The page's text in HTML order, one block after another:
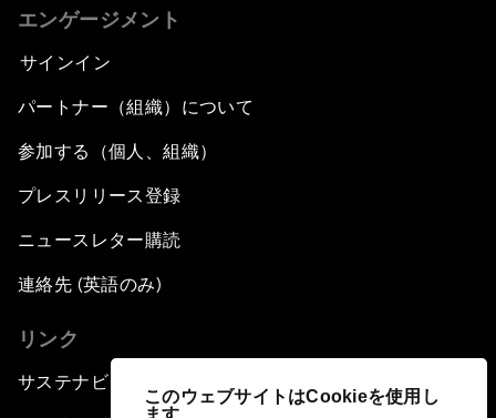
このウェブサイトはCookieを使用し
ます
エンゲージメント
サインイン
パートナー（組織）について
参加する（個人、組織）
プレスリリース登録
ニュースレター購読
連絡先 (英語のみ)
リンク
サステナビリティへの取り組み